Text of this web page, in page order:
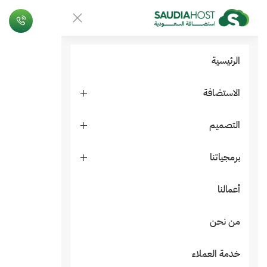
الرئيسية
الاستضافة
التصميم
برمجياتنا
أعمالنا
من نحن
خدمة العملاء